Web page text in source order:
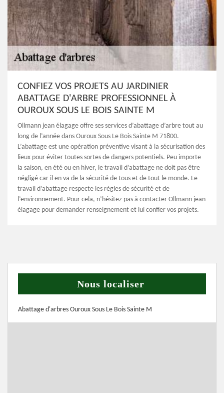
CONFIEZ VOS PROJETS AU JARDINIER
ABATTAGE D'ARBRE PROFESSIONNEL À
OUROUX SOUS LE BOIS SAINTE M
Ollmann jean élagage offre ses services d’abattage d’arbre tout au
long de l’année dans Ouroux Sous Le Bois Sainte M 71800.
L’abattage est une opération préventive visant à la sécurisation des
lieux pour éviter toutes sortes de dangers potentiels. Peu importe
la saison, en été ou en hiver, le travail d’abattage ne doit pas être
négligé car il en va de la sécurité de tous et de tout le monde. Le
travail d’abattage respecte les règles de sécurité et de
l’environnement. Pour cela, n’hésitez pas à contacter Ollmann jean
élagage pour demander renseignement et lui confier vos projets.
Nous localiser
Abattage d'arbres Ouroux Sous Le Bois Sainte M